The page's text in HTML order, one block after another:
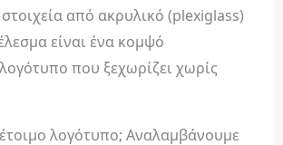
από ακρυλικό (plexiglass)
είναι ένα κομψό
που ξεχωρίζει χωρίς
λογότυπο; Αναλαμβάνουμε